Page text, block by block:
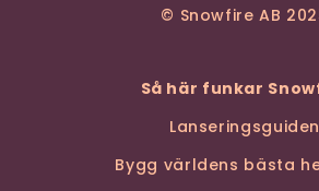
© Snowfire AB
Så här funkar
Lanseringsguiden
Bygg världens bästa